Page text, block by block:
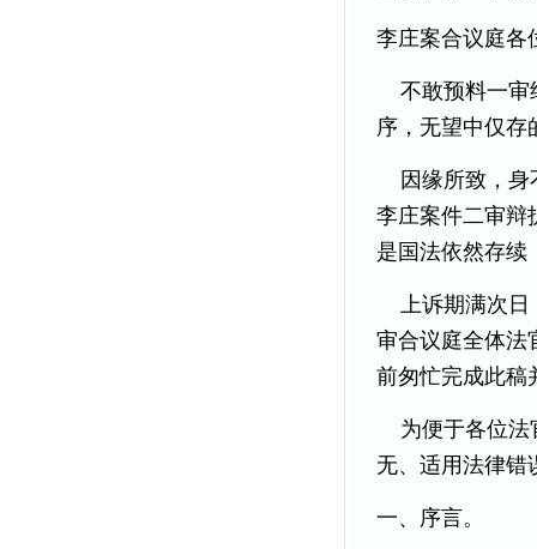
李庄案合议庭各
不敢预料一审
序，无望中仅存
因缘所致，
李庄案件二审辩
是国法依然存续
上诉期满次日
审合议庭全体法
前匆忙完成此稿
为便于各位
无、适用法律错
一、序言。